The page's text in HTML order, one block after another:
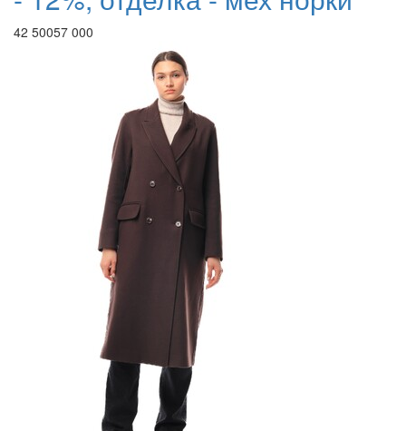
42 50057 000